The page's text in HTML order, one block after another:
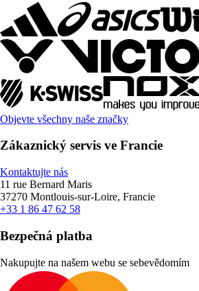
Objevte všechny naše značky
Zákaznický servis ve Francie
Kontaktujte nás
11 rue Bernard Maris
37270 Montlouis-sur-Loire, Francie
+33 1 86 47 62 58
Bezpečná platba
Nakupujte na našem webu se sebevědomím